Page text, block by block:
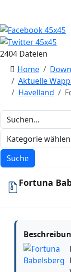
2404 Dateien
Home
Aktuelle
Havelland
Fortuna